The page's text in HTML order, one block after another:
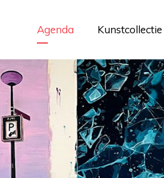
Agenda Kunstcollectie